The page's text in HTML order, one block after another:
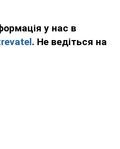
у нас в
. Не ведіться на